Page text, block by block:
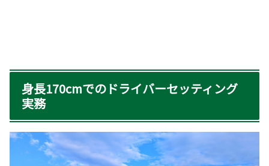
身長170cmでのドライバーセッティング
実務